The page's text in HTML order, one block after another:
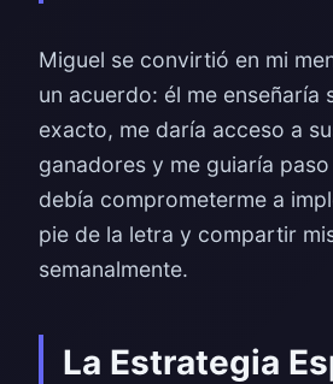
Miguel se convirtió en mi
un acuerdo: él me enseñaría
exacto, me daría acceso a
ganadores y me guiaría
debía comprometerme a
pie de la letra y compartir
semanalmente.
La Estrategia